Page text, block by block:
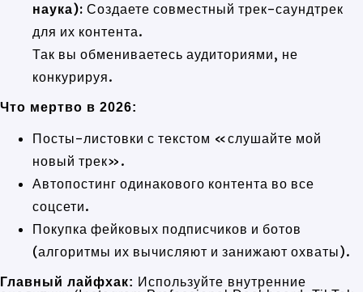
наука): Создаете совместный трек-саундтрек
для их контента.
Так вы обмениваетесь аудиториями, не
конкурируя.
Что мертво в 2026:
Посты-листовки с текстом «слушайте мой
новый трек».
Автопостинг одинакового контента во все
соцсети.
Покупка фейковых подписчиков и ботов
(алгоритмы их вычисляют и занижают охваты).
Главный лайфхак: Используйте внутренние